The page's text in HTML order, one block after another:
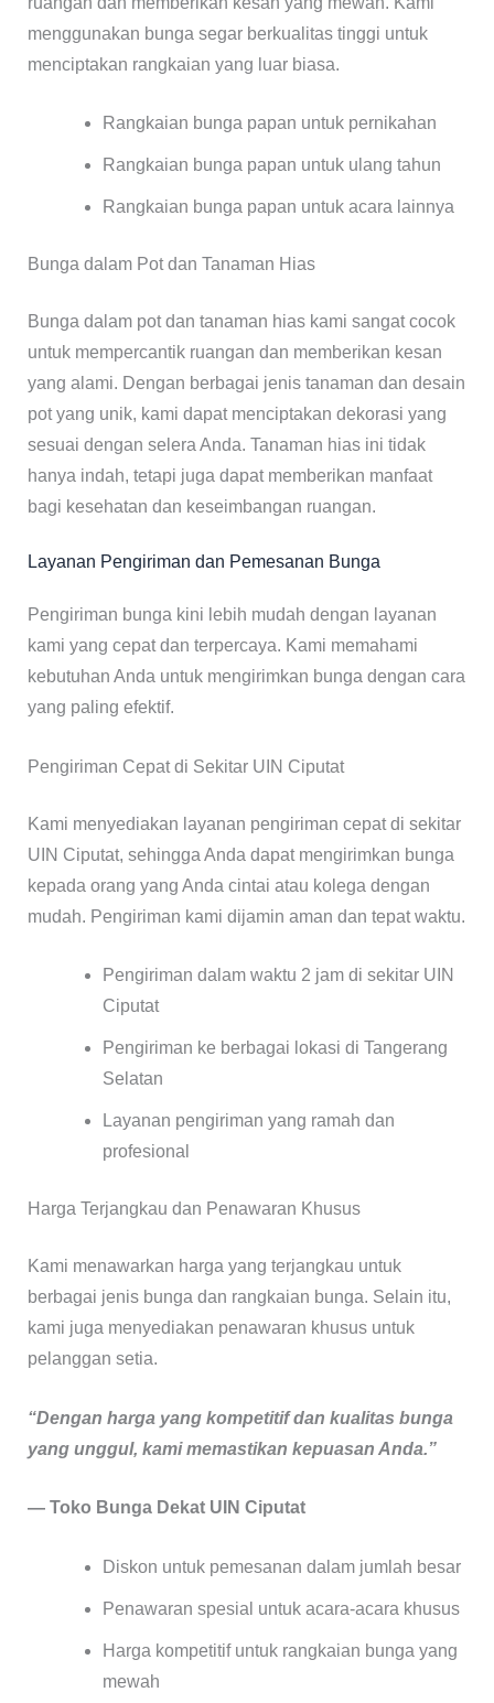
menggunakan bunga segar berkualitas tinggi untuk
menciptakan rangkaian yang luar biasa.
Rangkaian bunga papan untuk pernikahan
Rangkaian bunga papan untuk ulang tahun
Rangkaian bunga papan untuk acara lainnya
Bunga dalam Pot dan Tanaman Hias
Bunga dalam pot dan tanaman hias kami sangat cocok
untuk mempercantik ruangan dan memberikan kesan
yang alami. Dengan berbagai jenis tanaman dan desain
pot yang unik, kami dapat menciptakan dekorasi yang
sesuai dengan selera Anda. Tanaman hias ini tidak
hanya indah, tetapi juga dapat memberikan manfaat
bagi kesehatan dan keseimbangan ruangan.
Layanan Pengiriman dan Pemesanan Bunga
Pengiriman bunga kini lebih mudah dengan layanan
kami yang cepat dan terpercaya. Kami memahami
kebutuhan Anda untuk mengirimkan bunga dengan cara
yang paling efektif.
Pengiriman Cepat di Sekitar UIN Ciputat
Kami menyediakan layanan pengiriman cepat di sekitar
UIN Ciputat, sehingga Anda dapat mengirimkan bunga
kepada orang yang Anda cintai atau kolega dengan
mudah. Pengiriman kami dijamin aman dan tepat waktu.
Pengiriman dalam waktu 2 jam di sekitar UIN
Ciputat
Pengiriman ke berbagai lokasi di Tangerang
Selatan
Layanan pengiriman yang ramah dan
profesional
Harga Terjangkau dan Penawaran Khusus
Kami menawarkan harga yang terjangkau untuk
berbagai jenis bunga dan rangkaian bunga. Selain itu,
kami juga menyediakan penawaran khusus untuk
pelanggan setia.
“Dengan harga yang kompetitif dan kualitas bunga
yang unggul, kami memastikan kepuasan Anda.”
— Toko Bunga Dekat UIN Ciputat
Diskon untuk pemesanan dalam jumlah besar
Penawaran spesial untuk acara-acara khusus
Harga kompetitif untuk rangkaian bunga yang
mewah